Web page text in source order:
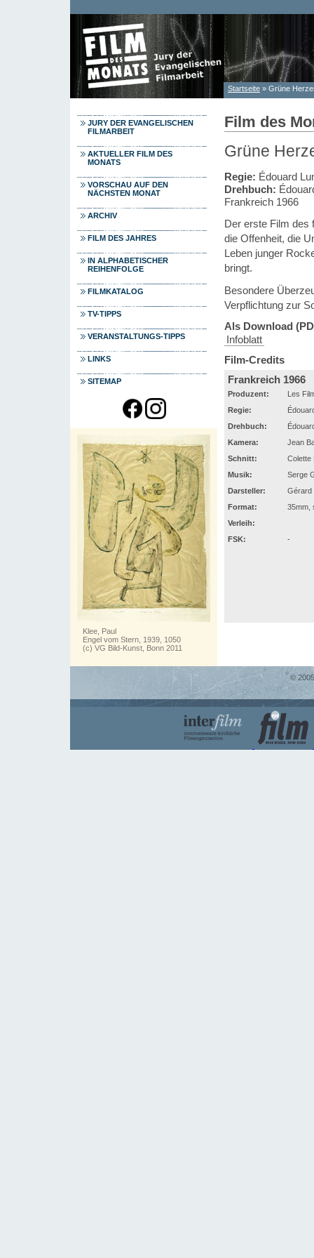
Sie sind hier
Startseite » Grüne
JURY DER EVANGELISCHEN
FILMARBEIT
AKTUELLER FILM DES
MONATS
VORSCHAU AUF DEN
NÄCHSTEN MONAT
ARCHIV
FILM DES JAHRES
IN ALPHABETISCHER
REIHENFOLGE
FILMKATALOG
TV-TIPPS
VERANSTALTUNGS-TIPPS
LINKS
SITEMAP
Klee, Paul
Engel vom Stern, 1939, 1050
(c) VG Bild-Kunst, Bonn 2011
Film des
Grüne
Regie: Édouard
Drehbuch:
Frankreich 1966
Der erste Film des
die Offenheit, die
Leben junger
bringt.
Besondere
Verpflichtung zur
Als Download
Infoblatt
Film-Credits
Frankreich 1966
Produzent:
Les
Regie:
Drehbuch:
Kamera:
Jean
Schnitt:
Colette
Musik:
Serge
Darsteller:
Gérard
Format:
35mm,
Verleih:
FSK:
-
©